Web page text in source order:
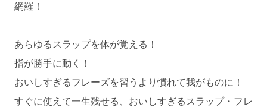
網羅！
あらゆるスラップを体が覚える！
指が勝手に動く！
おいしすぎるフレーズを習うより慣れて我がものに！
すぐに使えて一生残せる、おいしすぎるスラップ・フレ